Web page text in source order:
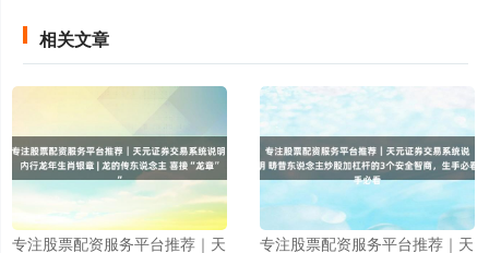
相关文章
专注股票配资服务平台推荐｜天
专注股票配资服务平台推荐｜天